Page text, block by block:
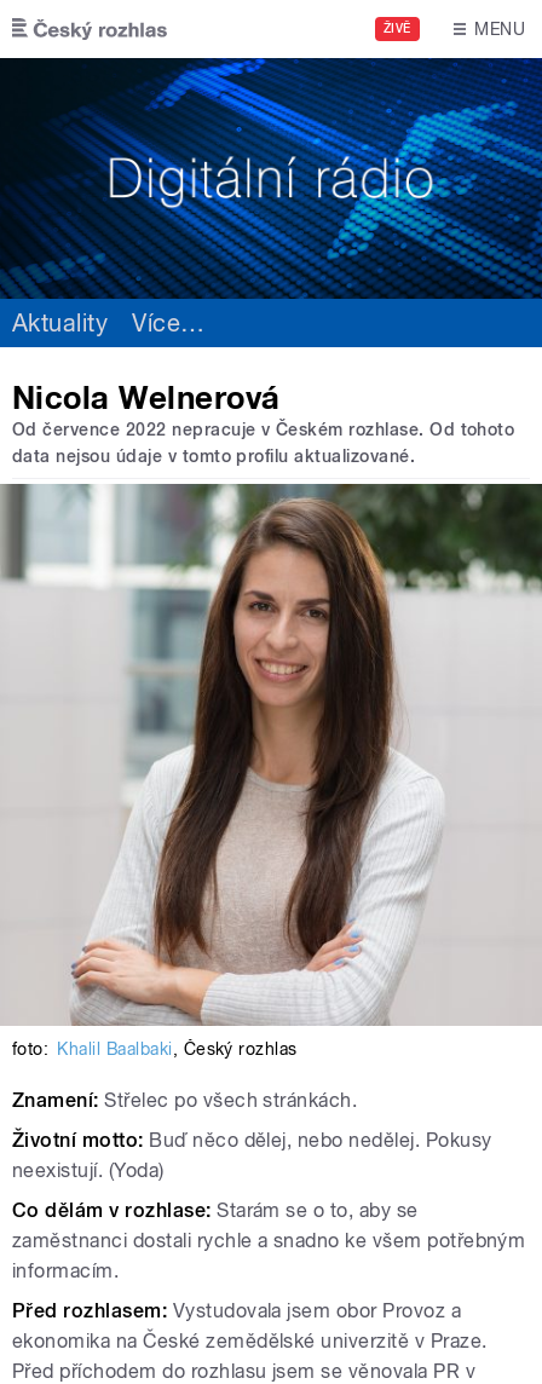
Přejít k hlavnímu obsahu
ŽIVĚ MENU
Aktuality Více…
Nicola Welnerová
Od července 2022 nepracuje v Českém rozhlase. Od tohoto
data nejsou údaje v tomto profilu aktualizované.
foto: Khalil Baalbaki, Český rozhlas
Znamení:Střelec po všech stránkách.
Životní motto: Buď něco dělej, nebo nedělej. Pokusy
neexistují. (Yoda)
Co dělám v rozhlase:Starám se o to, aby se
zaměstnanci dostali rychle a snadno ke všem potřebným
informacím.
Před rozhlasem: Vystudovala jsem obor Provoz a
ekonomika na České zemědělské univerzitě v Praze.
Před příchodem do rozhlasu jsem se věnovala PR v